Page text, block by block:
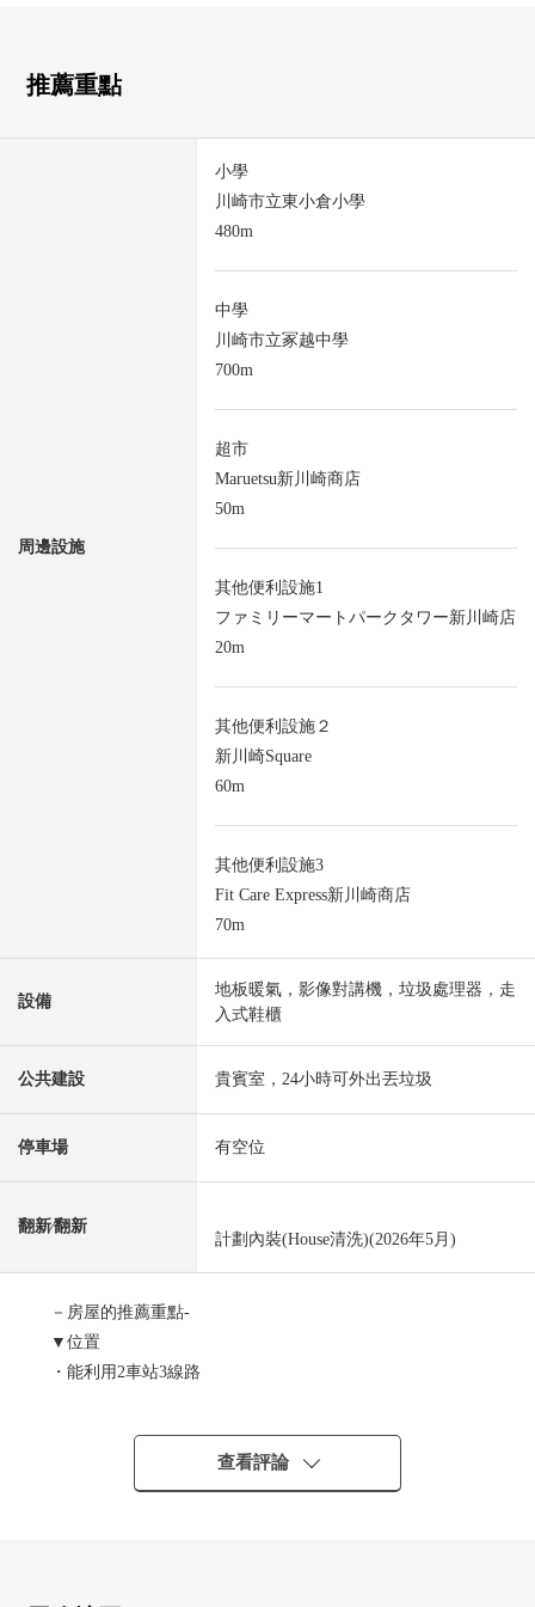
推薦重點
周邊設施
小學
川崎市立東小倉小學
480m
中學
川崎市立冢越中學
700m
超市
Maruetsu新川崎商店
50m
其他便利設施1
ファミリーマートパークタワー新川崎店
20m
其他便利設施２
新川崎Square
60m
其他便利設施3
Fit Care Express新川崎商店
70m
設備
地板暖氣，影像對講機，垃圾處理器，走
入式鞋櫃
公共建設 貴賓室，24小時可外出丟垃圾
停車場 有空位
翻新⁄翻新
計劃內裝(House清洗)(2026年5月)
－房屋的推薦重點-
▼位置
・能利用2車站3線路
JR南武線"鹿島田"車站步行3分鐘
・在各站以及新川崎Square和天橋直接連接
查看評論